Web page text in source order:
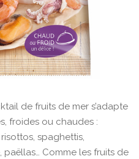
de fruits de mer s’adapte
froides ou chaudes :
spaghettis,
paëllas… Comme les fruits de